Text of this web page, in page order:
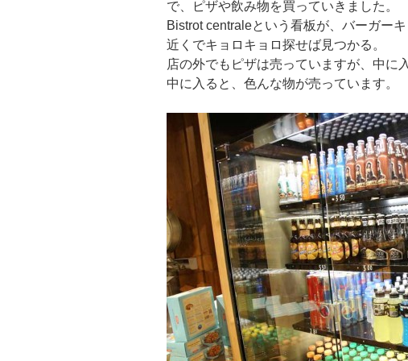
で、ピザや飲み物を買っていきました。
Bistrot centraleという看板が、バーガー
近くでキョロキョロ探せば見つかる。
店の外でもピザは売っていますが、中に
中に入ると、色んな物が売っています。